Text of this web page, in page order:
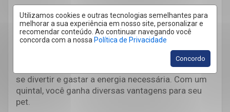
Utilizamos cookies e outras tecnologias semelhantes para
melhorar a sua experiência em nosso site, personalizar e
recomendar conteúdo. Ao continuar navegando você
concorda com a nossa Política de Privacidade
Concordo
Você ama bichinhos de estimação, mas um
apartamento é muito pequeno para que eles
possam ter o conforto suficiente? Uma casa
espaçosa e, de preferência, com um quintal, é a
melhor solução para que seu melhor amigo possa
se divertir e gastar a energia necessária. Com um
quintal, você ganha diversas vantagens para seu
pet.